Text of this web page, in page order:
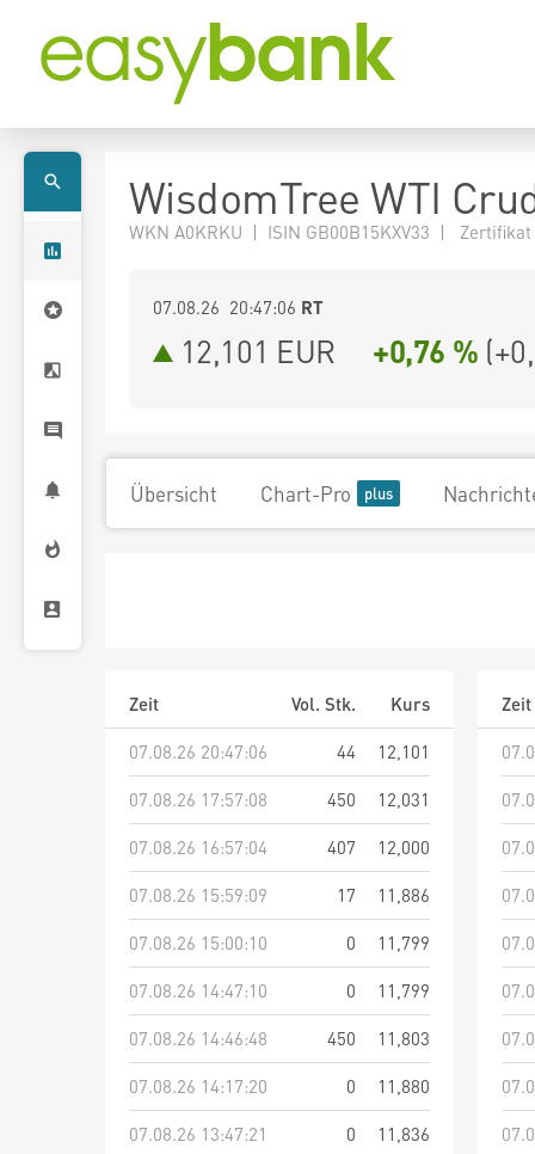
WisdomTree WTI
WKN A0KRKU | ISIN GB00B15KXV33 | Zertifikat
07.08.26 20:47:06 RT
12,101 EUR +0,76 % (
Übersicht Chart-Pro
Zeit Vol. Stk.
Kurs
07.08.26 20:47:06
44
12,101
07.08.26 17:57:08
450
12,031
07.08.26 16:57:04
407
12,000
07.08.26 15:59:09
17
11,886
07.08.26 15:00:10
0
11,799
07.08.26 14:47:10
0
11,799
07.08.26 14:46:48
450
11,803
07.08.26 14:17:20
0
11,880
07.08.26 13:47:21
0
11,836
Zeit